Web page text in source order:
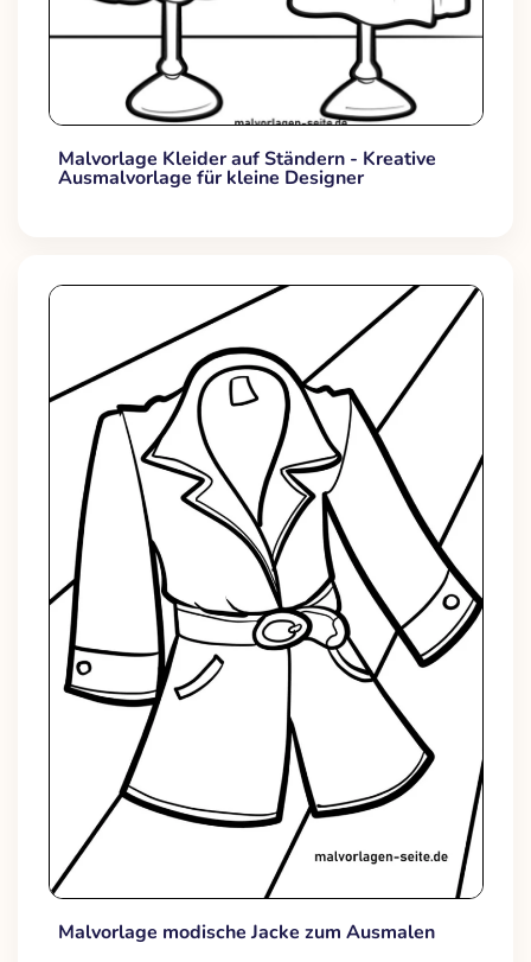
Malvorlage Kleider auf Ständern - Kreative
Ausmalvorlage für kleine Designer
Malvorlage modische Jacke zum Ausmalen